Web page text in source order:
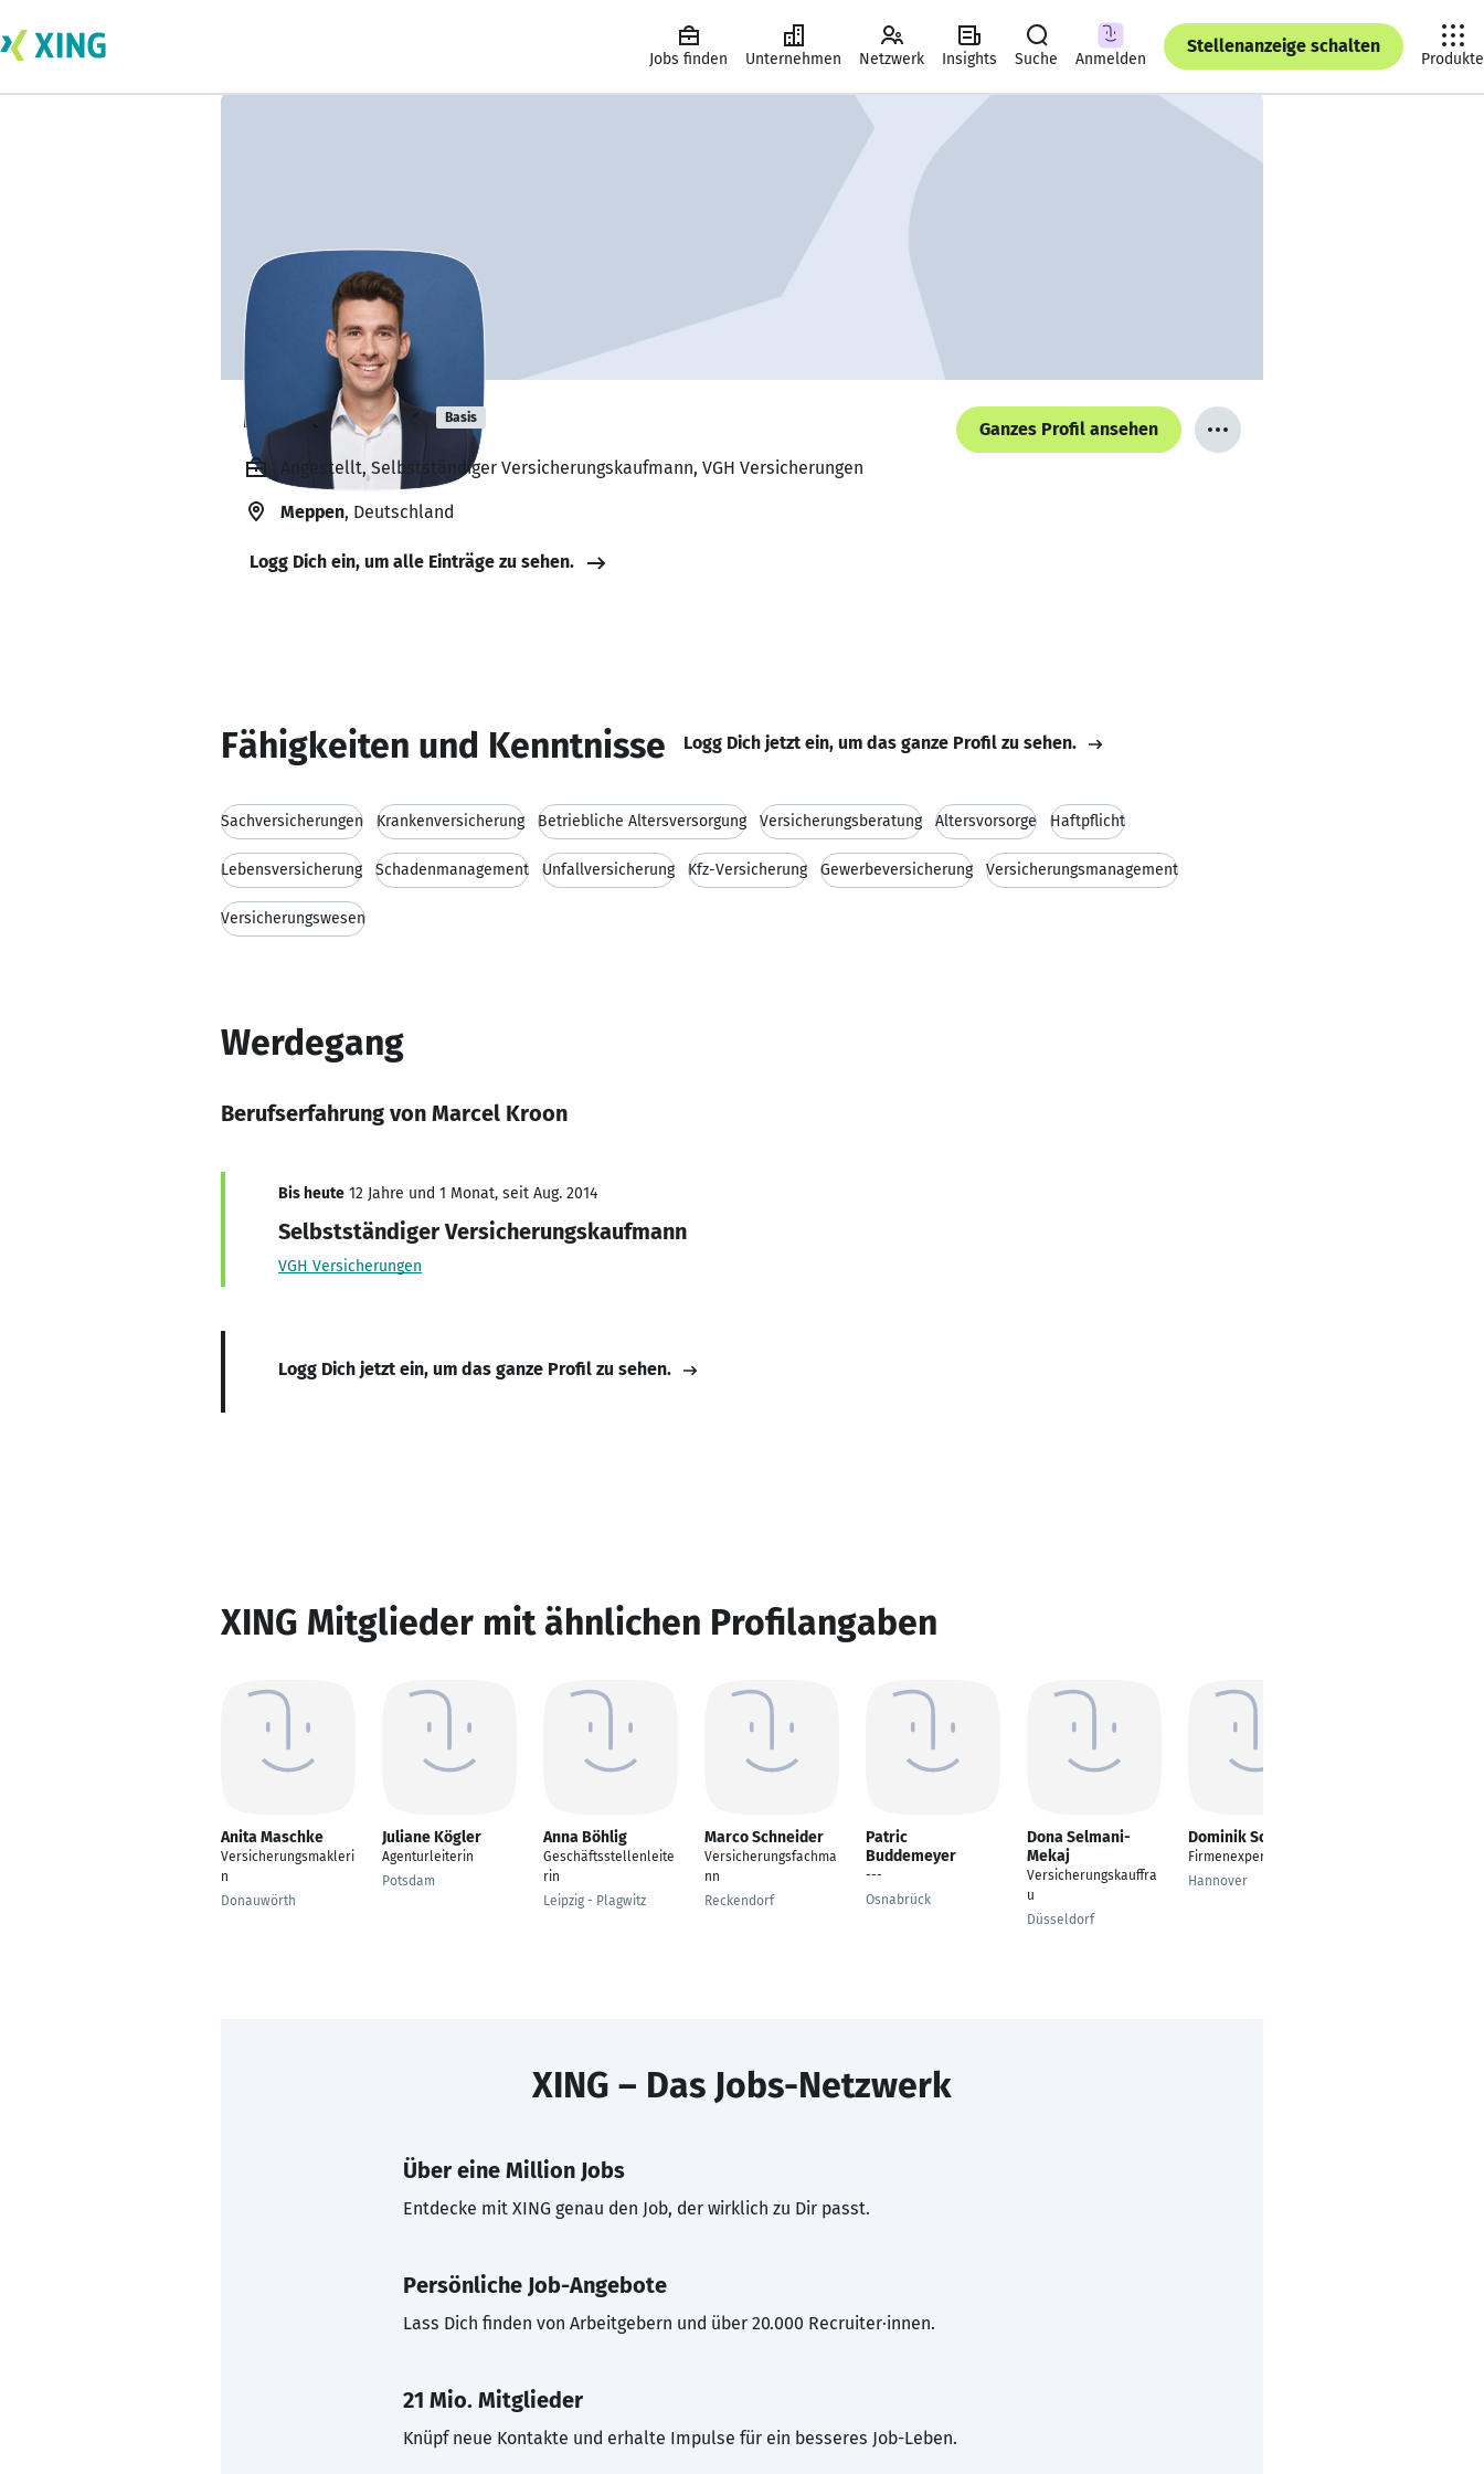
Jobs finden Unternehmen Netzwerk Insights Suche Anmelden
Stellenanzeige schalten
Produkte
Marcel Kroon Basis
Ganzes Profil ansehen
Angestellt, Selbstständiger Versicherungskaufmann, VGH Versicherungen
Meppen, Deutschland
Logg Dich ein, um alle Einträge zu sehen.
Fähigkeiten und Kenntnisse Logg Dich jetzt ein, um das ganze Profil zu sehen.
Sachversicherungen Krankenversicherung Betriebliche Altersversorgung Versicherungsberatung Altersvorsorge Haftpflicht
Lebensversicherung Schadenmanagement Unfallversicherung Kfz-Versicherung Gewerbeversicherung Versicherungsmanagement
Versicherungswesen
Werdegang
Berufserfahrung von Marcel Kroon
Bis heute 12 Jahre und 1 Monat, seit Aug. 2014
Selbstständiger Versicherungskaufmann
VGH Versicherungen
Logg Dich jetzt ein, um das ganze Profil zu sehen.
XING Mitglieder mit ähnlichen Profilangaben
Anita Maschke
Versicherungsmakleri
n
Donauwörth
Juliane Kögler
Agenturleiterin
Potsdam
Anna Böhlig
Geschäftsstellenleite
rin
Leipzig - Plagwitz
Marco Schneider
Versicherungsfachma
nn
Reckendorf
Patric
Buddemeyer
---
Osnabrück
Dona Selmani-
Mekaj
Versicherungskauffra
u
Düsseldorf
Dominik Schuster
Firmenexperte
Hannover
XING – Das Jobs-Netzwerk
Über eine Million Jobs
Entdecke mit XING genau den Job, der wirklich zu Dir passt.
Persönliche Job-Angebote
Lass Dich finden von Arbeitgebern und über 20.000 Recruiter·innen.
21 Mio. Mitglieder
Knüpf neue Kontakte und erhalte Impulse für ein besseres Job-Leben.